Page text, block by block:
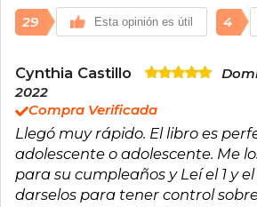
29 Esta opinión es útil 4
Cynthia Castillo
2022
Compra Verificada
Llegó muy rápido. El libro es
adolescente o adolescente. Me
para su cumpleaños y Leí el 1 y
darselos para tener control